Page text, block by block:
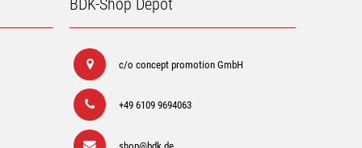
BDK-Shop Depot
c/o concept promotion GmbH
+49 6109 9694063